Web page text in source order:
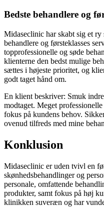
Bedste behandlere og
Midaseclinic har skabt sig et
behandlere og førsteklasses
topprofessionelle og søde
klienterne den bedst mulige
sættes i højeste prioritet, og
godt taget hånd om.
En klient beskriver: Smuk
modtaget. Meget
fokus på kundens behov.
ovenud tilfreds med mine
Konklusion
Midaseclinic er uden tvivl en
skønhedsbehandlinger og
personale, omfattende
produkter, samt fokus på høj
klinikken suveræn og har